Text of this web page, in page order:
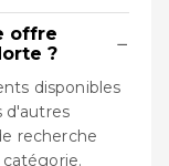
offre
?
−
disponibles
d'autres
recherche